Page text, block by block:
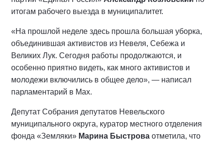
итогам рабочего выезда в муниципалитет.
«На прошлой неделе здесь прошла большая уборка,
объединившая активистов из Невеля, Себежа и
Великих Лук. Сегодня работы продолжаются, и
особенно приятно видеть, как много активистов и
молодежи включились в общее дело», — написал
парламентарий в Мах.
Депутат Собрания депутатов Невельского
муниципального округа, куратор местного отделения
фонда «Земляки» Марина Быстрова отметила, что